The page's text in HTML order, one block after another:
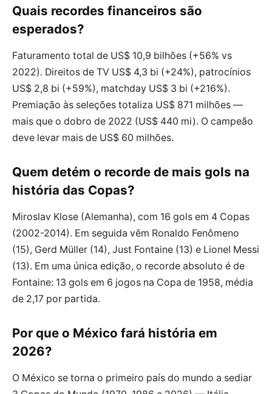
Quais recordes financeiros são
esperados?
Faturamento total de US$ 10,9 bilhões (+56% vs
2022). Direitos de TV US$ 4,3 bi (+24%), patrocínios
US$ 2,8 bi (+59%), matchday US$ 3 bi (+216%).
Premiação às seleções totaliza US$ 871 milhões —
mais que o dobro de 2022 (US$ 440 mi). O campeão
deve levar mais de US$ 60 milhões.
Quem detém o recorde de mais gols na
história das Copas?
Miroslav Klose (Alemanha), com 16 gols em 4 Copas
(2002-2014). Em seguida vêm Ronaldo Fenômeno
(15), Gerd Müller (14), Just Fontaine (13) e Lionel Messi
(13). Em uma única edição, o recorde absoluto é de
Fontaine: 13 gols em 6 jogos na Copa de 1958, média
de 2,17 por partida.
Por que o México fará história em
2026?
O México se torna o primeiro país do mundo a sediar